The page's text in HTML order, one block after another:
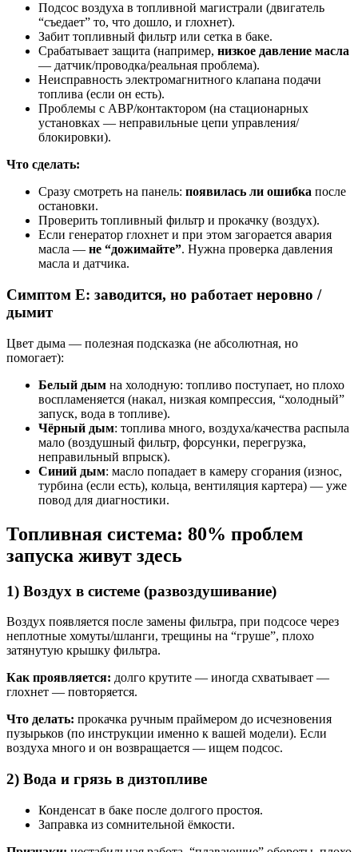
Подсос воздуха в топливной магистрали (двигатель
“съедает” то, что дошло, и глохнет).
Забит топливный фильтр или сетка в баке.
Срабатывает защита (например, низкое давление масла
— датчик/проводка/реальная проблема).
Неисправность электромагнитного клапана подачи
топлива (если он есть).
Проблемы с АВР/контактором (на стационарных
установках — неправильные цепи управления/
блокировки).
Что сделать:
Сразу смотреть на панель: появилась ли ошибка после
остановки.
Проверить топливный фильтр и прокачку (воздух).
Если генератор глохнет и при этом загорается авария
масла — не “дожимайте”. Нужна проверка давления
масла и датчика.
Симптом E: заводится, но работает неровно /
дымит
Цвет дыма — полезная подсказка (не абсолютная, но
помогает):
Белый дым на холодную: топливо поступает, но плохо
воспламеняется (накал, низкая компрессия, “холодный”
запуск, вода в топливе).
Чёрный дым: топлива много, воздуха/качества распыла
мало (воздушный фильтр, форсунки, перегрузка,
неправильный впрыск).
Синий дым: масло попадает в камеру сгорания (износ,
турбина (если есть), кольца, вентиляция картера) — уже
повод для диагностики.
Топливная система: 80% проблем
запуска живут здесь
1) Воздух в системе (развоздушивание)
Воздух появляется после замены фильтра, при подсосе через
неплотные хомуты/шланги, трещины на “груше”, плохо
затянутую крышку фильтра.
Как проявляется: долго крутите — иногда схватывает —
глохнет — повторяется.
Что делать: прокачка ручным праймером до исчезновения
пузырьков (по инструкции именно к вашей модели). Если
воздуха много и он возвращается — ищем подсос.
2) Вода и грязь в дизтопливе
Конденсат в баке после долгого простоя.
Заправка из сомнительной ёмкости.